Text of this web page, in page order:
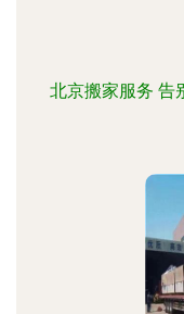
北京搬家服务 告